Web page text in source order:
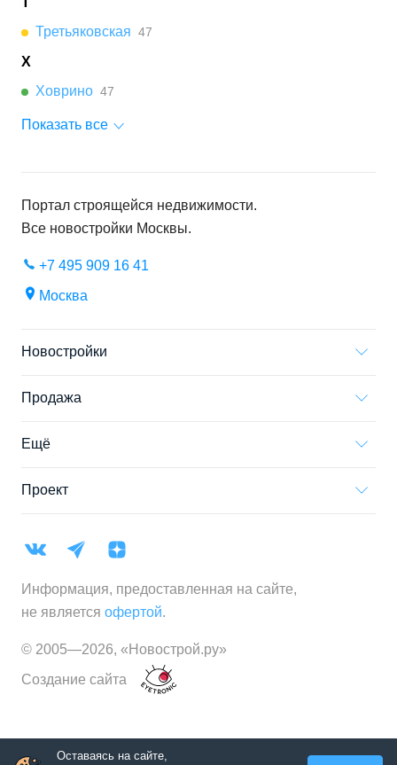
Третьяковская 47
Х
Ховрино 47
Показать все
Портал строящейся недвижимости.
Все новостройки Москвы.
+7 495 909 16 41
Москва
Новостройки
Продажа
Ещё
Проект
Информация, предоставленная на сайте,
не является офертой.
© 2005—2026, «Новострой.ру»
Создание сайта
Оставаясь на сайте,